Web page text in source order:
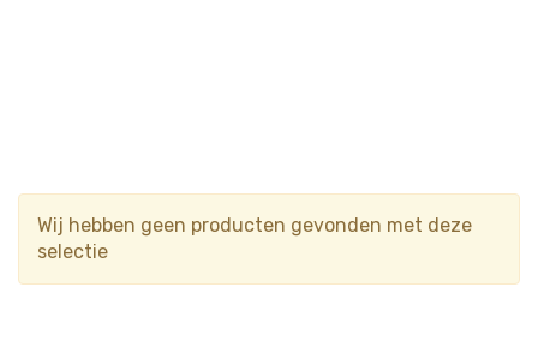
Wij hebben geen producten gevonden met deze
selectie